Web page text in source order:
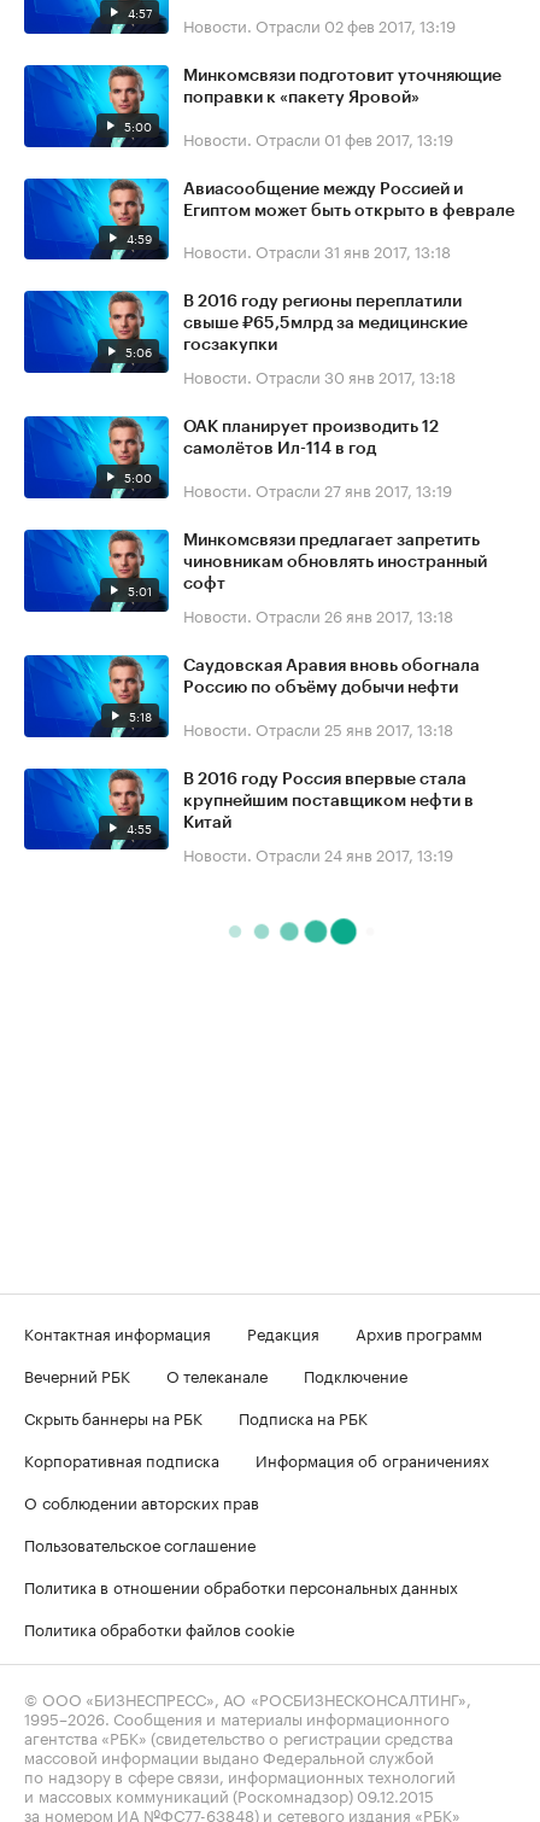
4:57 Новости. Отрасли 02 фев 2017, 13:19
5:00
Минкомсвязи подготовит уточняющие
поправки к «пакету Яровой»
Новости. Отрасли 01 фев 2017, 13:19
4:59
Авиасообщение между Россией и
Египтом может быть открыто в феврале
Новости. Отрасли 31 янв 2017, 13:18
5:06
В 2016 году регионы переплатили
свыше ₽65,5млрд за медицинские
госзакупки
Новости. Отрасли 30 янв 2017, 13:18
5:00
ОАК планирует производить 12
самолётов Ил-114 в год
Новости. Отрасли 27 янв 2017, 13:19
5:01
Минкомсвязи предлагает запретить
чиновникам обновлять иностранный
софт
Новости. Отрасли 26 янв 2017, 13:18
5:18
Саудовская Аравия вновь обогнала
Россию по объёму добычи нефти
Новости. Отрасли 25 янв 2017, 13:18
4:55
В 2016 году Россия впервые стала
крупнейшим поставщиком нефти в
Китай
Новости. Отрасли 24 янв 2017, 13:19
Контактная информация Редакция
Архив программ
Вечерний РБК
О телеканале
Подключение
Скрыть баннеры на РБК
Подписка на РБК
Корпоративная подписка
Информация об ограничениях
О соблюдении авторских прав
Пользовательское соглашение
Политика в отношении обработки персональных данных
Политика обработки файлов cookie
© ООО «БИЗНЕСПРЕСС», АО «РОСБИЗНЕСКОНСАЛТИНГ»,
1995–2026 . Сообщения и материалы информационного
агентства «РБК» (свидетельство о регистрации средства
массовой информации выдано Федеральной службой
по надзору в сфере связи, информационных технологий
и массовых коммуникаций (Роскомнадзор) 09.12.2015
за номером ИА №ФС77-63848) и сетевого издания «РБК»